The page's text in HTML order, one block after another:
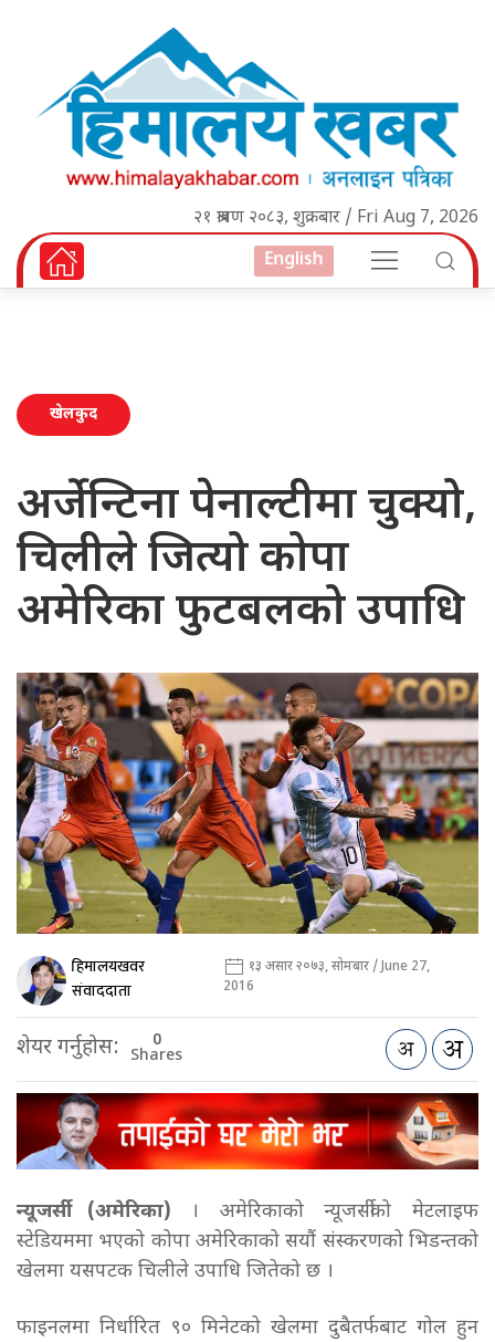
२१ श्रावण २०८३, शुक्रबार / Fri Aug 7, 2026
English
खेलकुद
अर्जेन्टिना पेनाल्टीमा चुक्यो,
चिलीले जित्यो कोपा
अमेरिका फुटबलको उपाधि
हिमालयखवर
संवाददाता
१३ असार २०७३, सोमबार / June 27,
2016
शेयर गर्नुहोस: 0
Shares
न्यूजर्सी (अमेरिका) । अमेरिकाको न्यूजर्सीको मेटलाइफ
स्टेडियममा भएको कोपा अमेरिकाको सयौं संस्करणको भिडन्तको
खेलमा यसपटक चिलीले उपाधि जितेको छ ।
फाइनलमा निर्धारित ९० मिनेटको खेलमा दुबैतर्फबाट गोल हुन